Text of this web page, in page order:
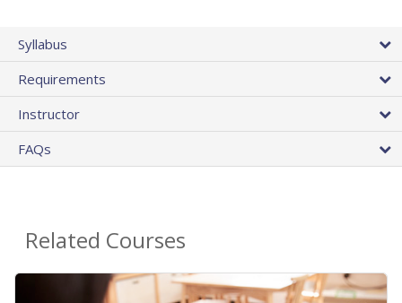
Syllabus
Requirements
Instructor
FAQs
Related Courses